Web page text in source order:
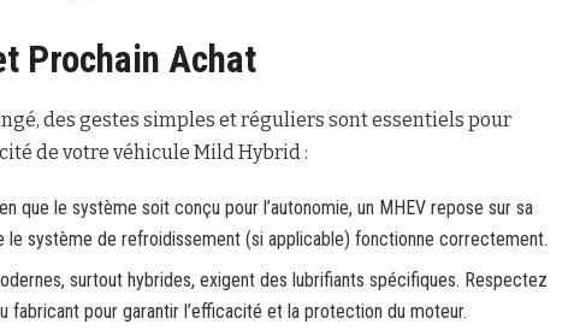
Prochain Achat
des gestes simples et réguliers sont essentiels pour
de votre véhicule Mild Hybrid :
que le système soit conçu pour l’autonomie, un MHEV repose sur sa
le système de refroidissement (si applicable) fonctionne correctement.
surtout hybrides, exigent des lubrifiants spécifiques. Respectez
fabricant pour garantir l’efficacité et la protection du moteur.